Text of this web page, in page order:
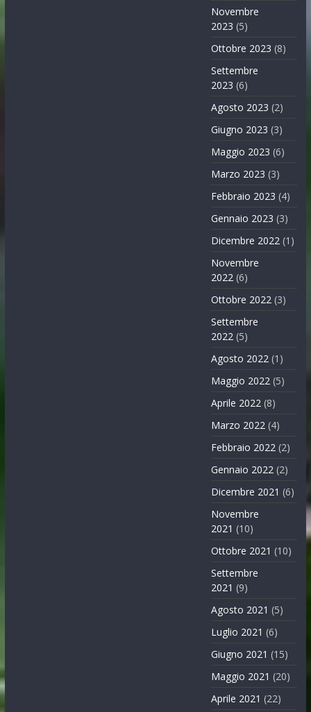
Novembre
2023 (5)
Ottobre 2023 (8)
Settembre
2023 (6)
Agosto 2023 (2)
Giugno 2023 (3)
Maggio 2023 (6)
Marzo 2023 (3)
Febbraio 2023 (4)
Gennaio 2023 (3)
Dicembre 2022 (1)
Novembre
2022 (6)
Ottobre 2022 (3)
Settembre
2022 (5)
Agosto 2022 (1)
Maggio 2022 (5)
Aprile 2022 (8)
Marzo 2022 (4)
Febbraio 2022 (2)
Gennaio 2022 (2)
Dicembre 2021 (6)
Novembre
2021 (10)
Ottobre 2021 (10)
Settembre
2021 (9)
Agosto 2021 (5)
Luglio 2021 (6)
Giugno 2021 (15)
Maggio 2021 (20)
Aprile 2021 (22)